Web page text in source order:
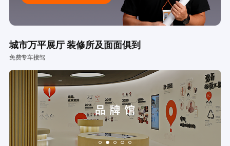
城市万平展厅 装修所及面面俱到
免费专车接驾